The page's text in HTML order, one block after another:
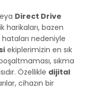
Direct Drive
harikaları, bazen
nedeniyle
ekiplerimizin en sık
sıkma
Özellikle dijital
cihazın bir